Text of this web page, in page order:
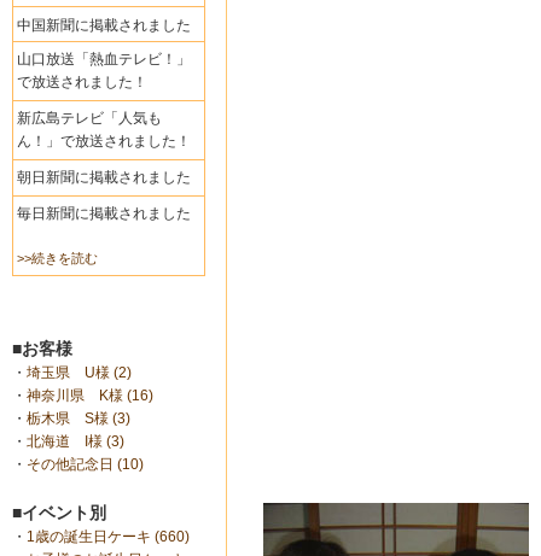
中国新聞に掲載されました
山口放送「熱血テレビ！」
で放送されました！
新広島テレビ「人気も
ん！」で放送されました！
朝日新聞に掲載されました
毎日新聞に掲載されました
>>続きを読む
■お客様
・ 埼玉県 U様 (2)
・ 神奈川県 K様 (16)
・ 栃木県 S様 (3)
・ 北海道 I様 (3)
・ その他記念日 (10)
■イベント別
・ 1歳の誕生日ケーキ (660)